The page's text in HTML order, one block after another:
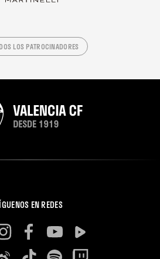
LOS PATROCINADORES
EN REDES